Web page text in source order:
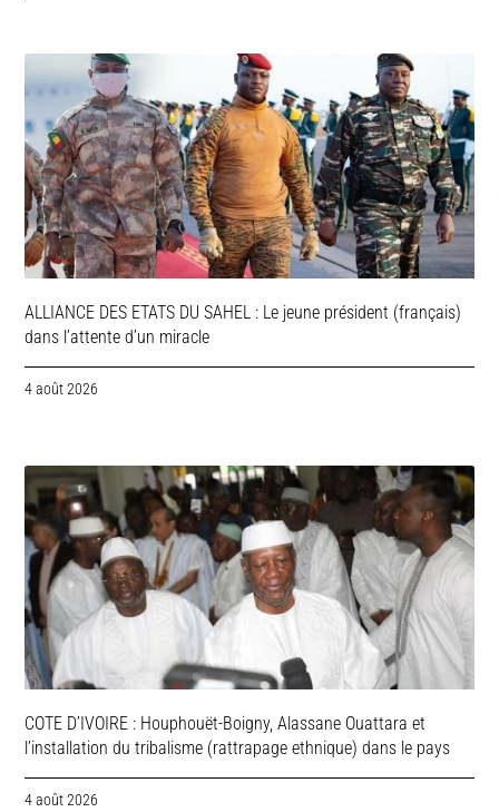
ALLIANCE DES ETATS DU SAHEL : Le jeune président (français)
dans l’attente d’un miracle
4 août 2026
COTE D’IVOIRE : Houphouët-Boigny, Alassane Ouattara et
l’installation du tribalisme (rattrapage ethnique) dans le pays
4 août 2026